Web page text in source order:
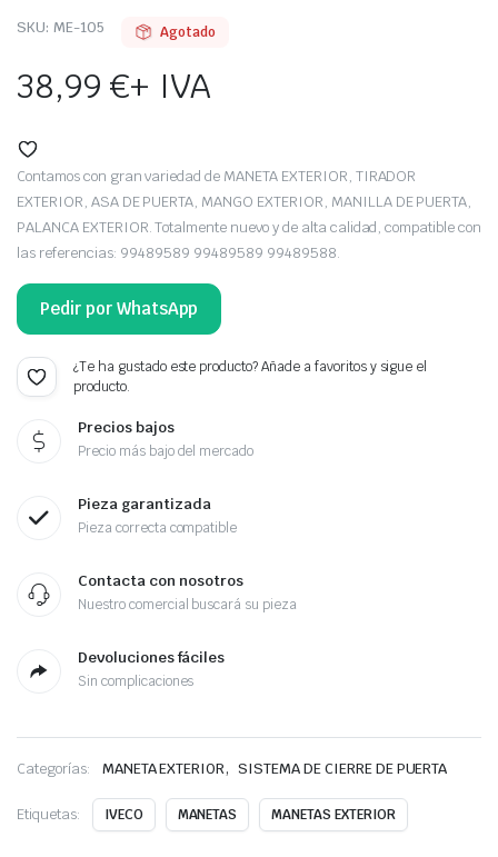
SKU: ME-105 Agotado
38,99€+ IVA
Contamos con gran variedad de MANETA EXTERIOR, TIRADOR
EXTERIOR, ASA DE PUERTA, MANGO EXTERIOR, MANILLA DE PUERTA,
PALANCA EXTERIOR. Totalmente nuevo y de alta calidad, compatible con
las referencias: 99489589 99489589 99489588.
Pedir por WhatsApp
¿Te ha gustado este producto? Añade a favoritos y sigue el
producto.
Precios bajos
Precio más bajo del mercado
Pieza garantizada
Pieza correcta compatible
Contacta con nosotros
Nuestro comercial buscará su pieza
Devoluciones fáciles
Sin complicaciones
Categorías: MANETA EXTERIOR, SISTEMA DE CIERRE DE PUERTA
Etiquetas: IVECO MANETAS MANETAS EXTERIOR